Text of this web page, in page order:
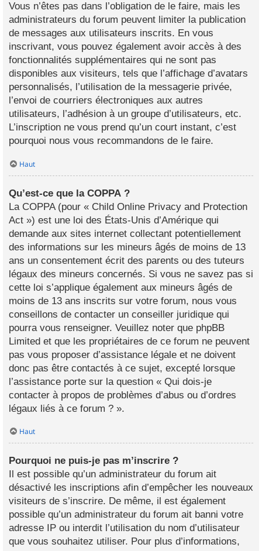
Vous n’êtes pas dans l’obligation de le faire, mais les
administrateurs du forum peuvent limiter la publication
de messages aux utilisateurs inscrits. En vous
inscrivant, vous pouvez également avoir accès à des
fonctionnalités supplémentaires qui ne sont pas
disponibles aux visiteurs, tels que l’affichage d’avatars
personnalisés, l’utilisation de la messagerie privée,
l’envoi de courriers électroniques aux autres
utilisateurs, l’adhésion à un groupe d’utilisateurs, etc.
L’inscription ne vous prend qu’un court instant, c’est
pourquoi nous vous recommandons de le faire.
Haut
Qu’est-ce que la COPPA ?
La COPPA (pour « Child Online Privacy and Protection
Act ») est une loi des États-Unis d’Amérique qui
demande aux sites internet collectant potentiellement
des informations sur les mineurs âgés de moins de 13
ans un consentement écrit des parents ou des tuteurs
légaux des mineurs concernés. Si vous ne savez pas si
cette loi s’applique également aux mineurs âgés de
moins de 13 ans inscrits sur votre forum, nous vous
conseillons de contacter un conseiller juridique qui
pourra vous renseigner. Veuillez noter que phpBB
Limited et que les propriétaires de ce forum ne peuvent
pas vous proposer d’assistance légale et ne doivent
donc pas être contactés à ce sujet, excepté lorsque
l’assistance porte sur la question « Qui dois-je
contacter à propos de problèmes d’abus ou d’ordres
légaux liés à ce forum ? ».
Haut
Pourquoi ne puis-je pas m’inscrire ?
Il est possible qu’un administrateur du forum ait
désactivé les inscriptions afin d’empêcher les nouveaux
visiteurs de s’inscrire. De même, il est également
possible qu’un administrateur du forum ait banni votre
adresse IP ou interdit l’utilisation du nom d’utilisateur
que vous souhaitez utiliser. Pour plus d’informations,